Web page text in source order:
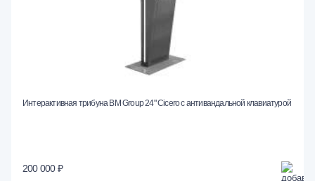
Интерактивная трибуна BM Group 24" Cicero с антивандальной клавиатурой
200 000 ₽